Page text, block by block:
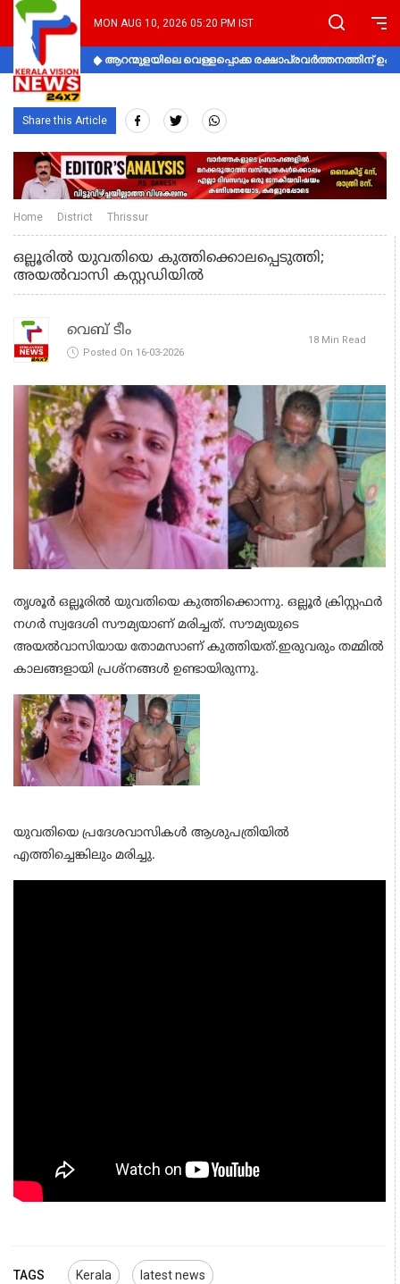
MON AUG 10, 2026 05:20 PM IST
ആറന്മുളയിലെ വെള്ളപ്പൊക്ക രക്ഷാപ്രവര്‍ത്തനത്തിന്
Share this Article
Home District Thrissur
ഒല്ലൂരിൽ യുവതിയെ കുത്തിക്കൊലപ്പെടുത്തി;
അയൽവാസി കസ്റ്റഡിയിൽ
വെബ് ടീം
Posted On 16-03-2026
18 Min Read
തൃശൂർ ഒല്ലൂരിൽ യുവതിയെ കുത്തിക്കൊന്നു. ഒല്ലൂർ ക്രിസ്റ്റഫർ
നഗർ സ്വദേശി സൗമ്യയാണ് മരിച്ചത്. സൗമ്യയുടെ
അയൽവാസിയായ തോമസാണ് കുത്തിയത്.ഇരുവരും തമ്മിൽ
കാലങ്ങളായി പ്രശ്നങ്ങൾ ഉണ്ടായിരുന്നു.
യുവതിയെ പ്രദേശവാസികൾ ആശുപത്രിയിൽ
എത്തിച്ചെങ്കിലും മരിച്ചു.
TAGS Kerala latest news